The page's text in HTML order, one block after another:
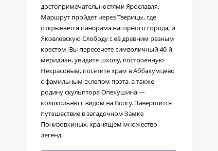
достопримечательностями Ярославля.
Маршрут пройдет через Тверицы, где
открывается панорама нагорного города, и
Яковлевскую Слободу с её древним резным
крестом. Вы пересечете символичный 40-й
меридиан, увидите школу, построенную
Некрасовым, посетите храм в Аббакумцево
с фамильным склепом поэта, а также
родину скульптора Опекушина —
колокольню с видом на Волгу. Завершится
путешествие в загадочном Замке
Понизовкиных, хранящем множество
легенд.